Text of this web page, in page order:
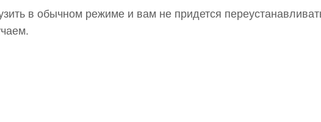
в обычном режиме и вам не придется